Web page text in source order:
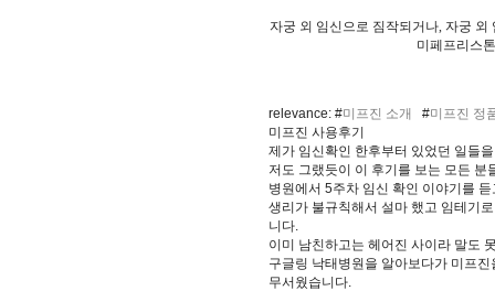
자궁 외 임신으로 짐작되거나, 자궁
미페프리스
relevance: #미프진 소개 #미프진 정
미프진 사용후기
제가 임신확인 한후부터 있었던 일들
저도 그랬듯이 이 후기를 보는 모든
병원에서 5주차 임신 확인 이야기를
생리가 불규칙해서 설마 했고 임테기
니다.
이미 남친하고는 헤어진 사이라 말도
구글링 낙태병원을 알아보다가 미프
무서웠습니다.